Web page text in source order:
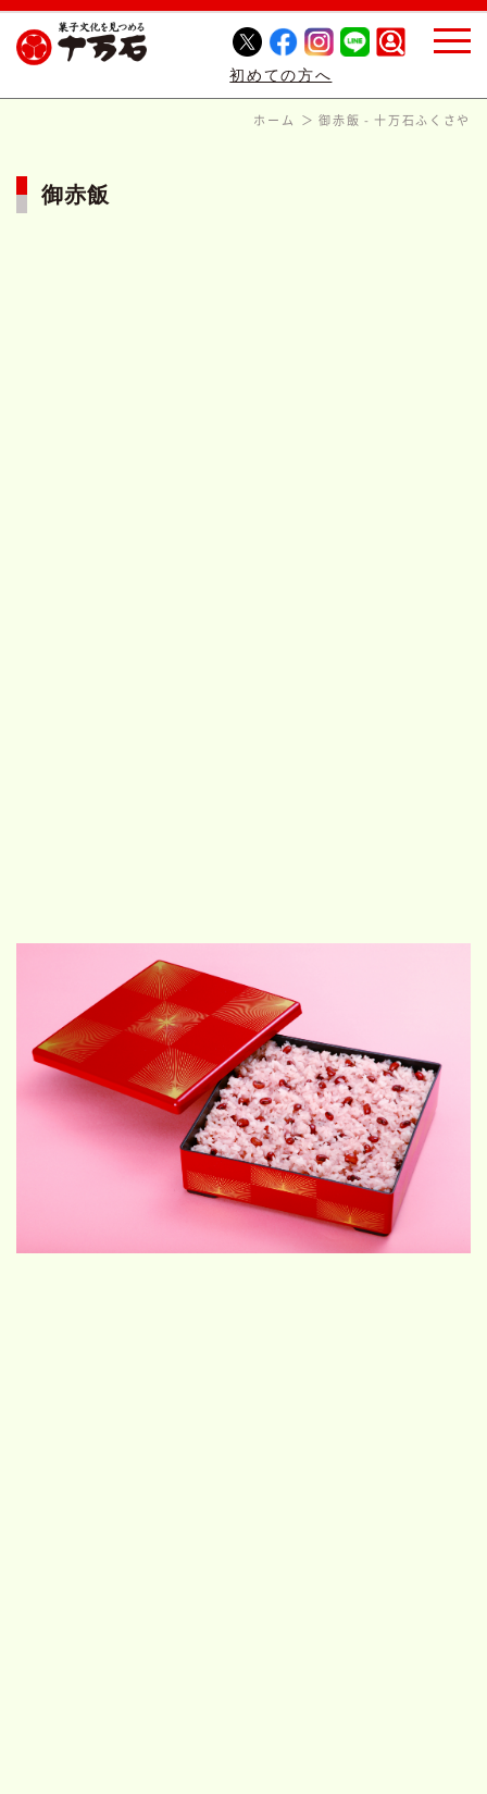
初めての方へ
ホーム 御赤飯 - 十万石ふくさや
御赤飯